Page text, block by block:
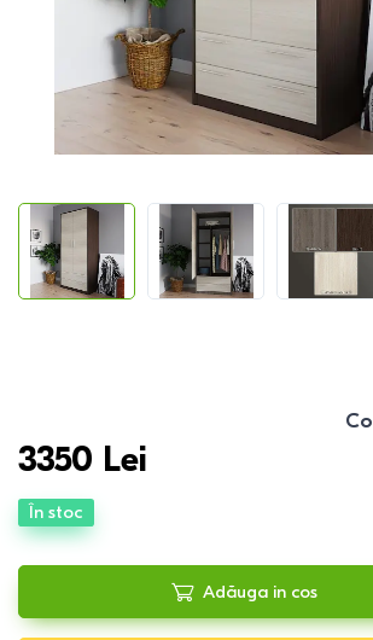
3350 Lei
În stoc
Adăuga in cos